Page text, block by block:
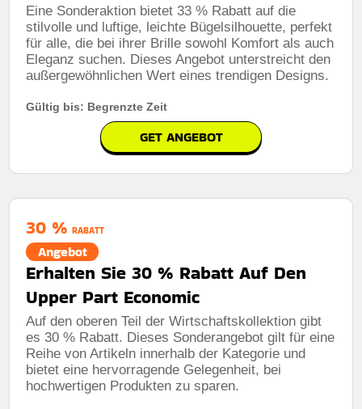
Eine Sonderaktion bietet 33 % Rabatt auf die
stilvolle und luftige, leichte Bügelsilhouette, perfekt
für alle, die bei ihrer Brille sowohl Komfort als auch
Eleganz suchen. Dieses Angebot unterstreicht den
außergewöhnlichen Wert eines trendigen Designs.
Gültig bis: Begrenzte Zeit
GET ANGEBOT
30 % RABATT
Angebot
Erhalten Sie 30 % Rabatt Auf Den
Upper Part Economic
Auf den oberen Teil der Wirtschaftskollektion gibt
es 30 % Rabatt. Dieses Sonderangebot gilt für eine
Reihe von Artikeln innerhalb der Kategorie und
bietet eine hervorragende Gelegenheit, bei
hochwertigen Produkten zu sparen.